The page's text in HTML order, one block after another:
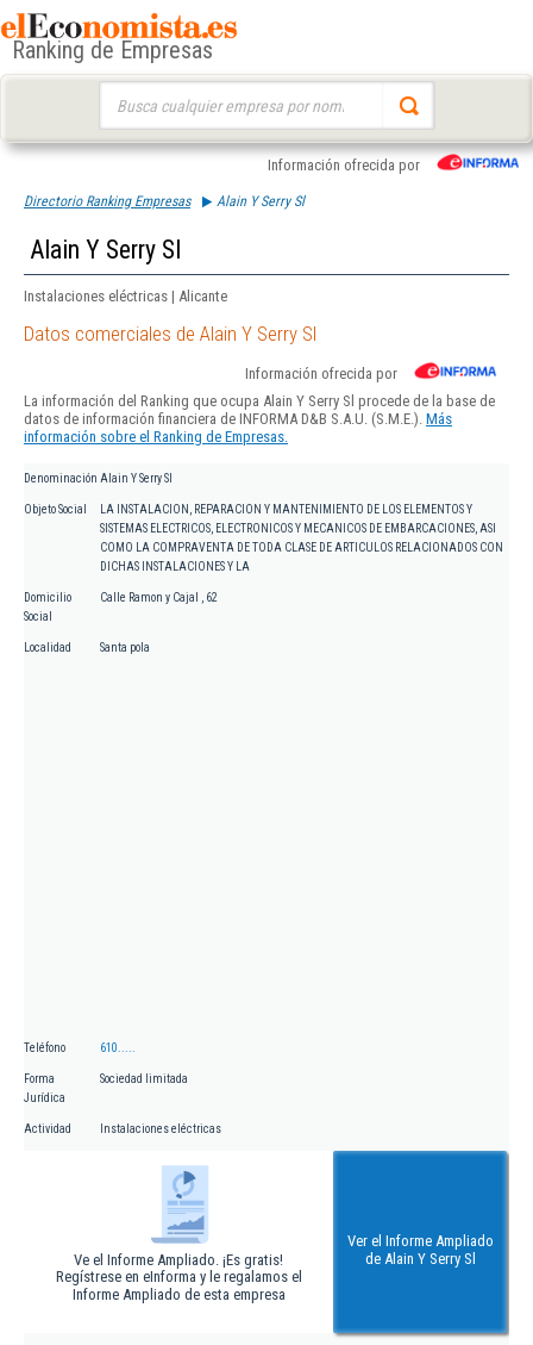
Ranking de Empresas
Información ofrecida por
Directorio Ranking Empresas Alain Y Serry Sl
Alain Y Serry Sl
Instalaciones eléctricas | Alicante
Datos comerciales de Alain Y Serry Sl
Información ofrecida por
La información del Ranking que ocupa Alain Y Serry Sl procede de la base de
datos de información financiera de INFORMA D&B S.A.U. (S.M.E.). Más
información sobre el Ranking de Empresas.
Denominación Alain Y Serry Sl
Objeto Social
LA INSTALACION, REPARACION Y MANTENIMIENTO DE LOS ELEMENTOS Y
SISTEMAS ELECTRICOS, ELECTRONICOS Y MECANICOS DE EMBARCACIONES, ASI
COMO LA COMPRAVENTA DE TODA CLASE DE ARTICULOS RELACIONADOS CON
DICHAS INSTALACIONES Y LA
Domicilio
Social
Calle Ramon y Cajal , 62
Localidad Santa pola
Teléfono 610.....
Forma
Jurídica
Sociedad limitada
Actividad Instalaciones eléctricas
Ve el Informe Ampliado. ¡Es gratis!
Regístrese en eInforma y le regalamos el
Informe Ampliado de esta empresa
Ver el Informe Ampliado
de Alain Y Serry Sl